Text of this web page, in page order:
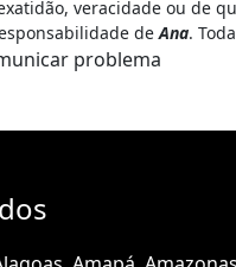
veracidade ou de
de Ana.
problema